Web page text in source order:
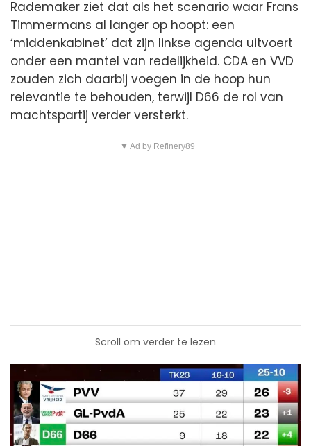
Rademaker ziet dat als het scenario waar Frans
Timmermans al langer op hoopt: een
‘middenkabinet’ dat zijn linkse agenda uitvoert
onder een mantel van redelijkheid. CDA en VVD
zouden zich daarbij voegen in de hoop hun
relevantie te behouden, terwijl D66 de rol van
machtspartij verder versterkt.
▼ Ad by Refinery89
Scroll om verder te lezen